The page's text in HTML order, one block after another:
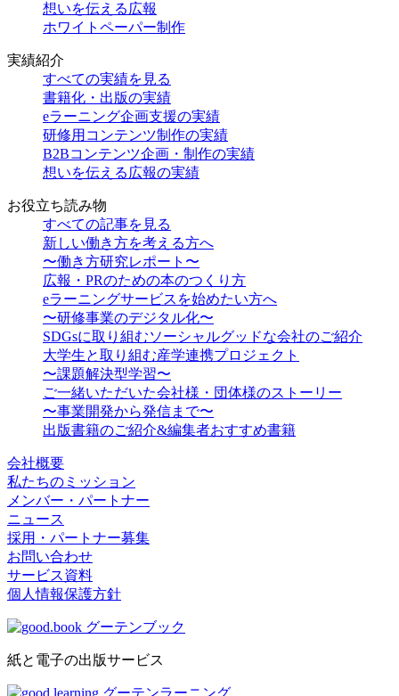
想いを伝える広報
ホワイトペーパー制作
実績紹介
すべての実績を見る
書籍化・出版の実績
eラーニング企画支援の実績
研修用コンテンツ制作の実績
B2Bコンテンツ企画・制作の実績
想いを伝える広報の実績
お役立ち読み物
すべての記事を見る
新しい働き方を考える方へ
〜働き方研究レポート〜
広報・PRのための本のつくり方
eラーニングサービスを始めたい方へ
〜研修事業のデジタル化〜
SDGsに取り組むソーシャルグッドな会社のご紹介
大学生と取り組む産学連携プロジェクト
〜課題解決型学習〜
ご一緒いただいた会社様・団体様のストーリー
〜事業開発から発信まで〜
出版書籍のご紹介&編集者おすすめ書籍
会社概要
私たちのミッション
メンバー・パートナー
ニュース
採用・パートナー募集
お問い合わせ
サービス資料
個人情報保護方針
紙と電子の出版サービス